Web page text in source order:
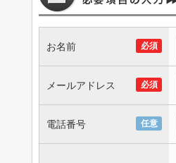
必須
お名前
必須
メールアドレス
任意
電話番号